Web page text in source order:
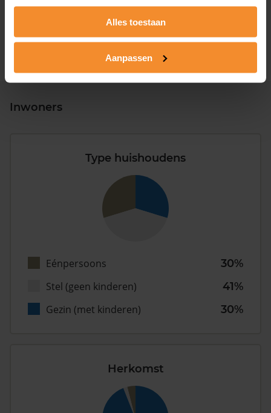
Alles toestaan
Aanpassen
2008 of later
0%
Inwoners
Type huishoudens
Eénpersoons
30%
Stel (geen kinderen)
41%
Gezin (met kinderen)
30%
Herkomst